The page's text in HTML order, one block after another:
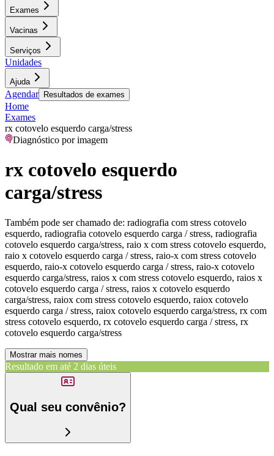
Exames
Vacinas
Serviços
Unidades
Ajuda
Agendar Resultados de exames
Home
Exames
rx cotovelo esquerdo carga/stress
Diagnóstico por imagem
rx cotovelo esquerdo
carga/stress
Também pode ser chamado de: radiografia com stress cotovelo
esquerdo, radiografia cotovelo esquerdo carga / stress, radiografia
cotovelo esquerdo carga/stress, raio x com stress cotovelo esquerdo,
raio x cotovelo esquerdo carga / stress, raio-x com stress cotovelo
esquerdo, raio-x cotovelo esquerdo carga / stress, raio-x cotovelo
esquerdo carga/stress, raios x com stress cotovelo esquerdo, raios x
cotovelo esquerdo carga / stress, raios x cotovelo esquerdo
carga/stress, raiox com stress cotovelo esquerdo, raiox cotovelo
esquerdo carga / stress, raiox cotovelo esquerdo carga/stress, rx com
stress cotovelo esquerdo, rx cotovelo esquerdo carga / stress, rx
cotovelo esquerdo carga/stress
Mostrar mais nomes
Resultado em até 2 dias úteis
Qual seu convênio?